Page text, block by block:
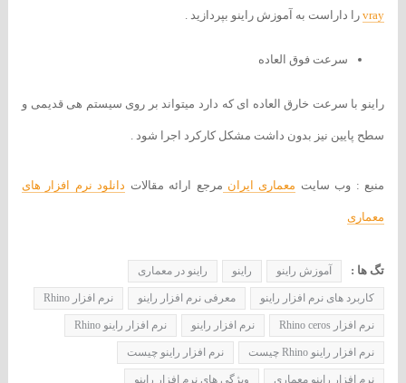
vrayرا داراست به آموزش راینو بپردازید .
سرعت فوق العاده
راینو با سرعت خارق العاده ای که دارد میتواند بر روی سیستم هی قدیمی و
سطح پایین نیز بدون داشت مشکل کارکرد اجرا شود .
منبع : وب سایت معماری ایران مرجع ارائه مقالات دانلود نرم افزار های
معماری
تگ ها : آموزش راینو راینو راینو در معماری
کاربرد های نرم افزار راینو معرفی نرم افزار راینو نرم افزار Rhino
نرم افزار Rhino ceros نرم افزار راینو نرم افزار راینو Rhino
نرم افزار راینو Rhino چیست نرم افزار راینو چیست
نرم افزار راینو معماری ویژگی های نرم افزار راینو